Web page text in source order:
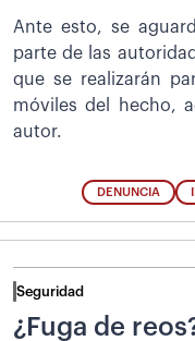
Ante esto, se
parte de las
que se realizarán
móviles del hecho,
autor.
DENUNCIA
Seguridad
¿Fuga de